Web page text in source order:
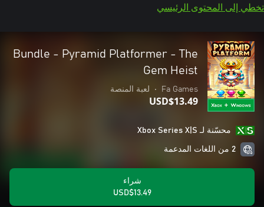
تخطي إلى المحتوى الرئيسي
Bundle - Pyramid Platformer - The
Gem Heist
Fa Games
• لعبة المنصة
USD$13.49
محسّنة لـ Xbox Series X|S
2 من اللغات المدعمة
شراء
USD$13.49